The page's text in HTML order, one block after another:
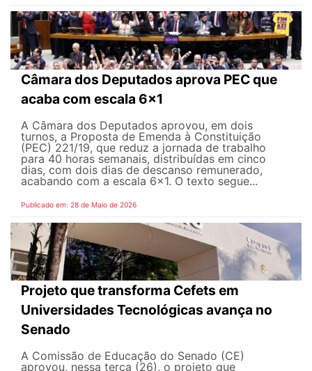
Câmara dos Deputados aprova PEC que
acaba com escala 6x1
A Câmara dos Deputados aprovou, em dois
turnos, a Proposta de Emenda à Constituição
(PEC) 221/19, que reduz a jornada de trabalho
para 40 horas semanais, distribuídas em cinco
dias, com dois dias de descanso remunerado,
acabando com a escala 6x1. O texto segue...
Publicado em: 28 de Maio de 2026
Projeto que transforma Cefets em
Universidades Tecnológicas avança no
Senado
A Comissão de Educação do Senado (CE)
aprovou, nessa terça (26), o projeto que